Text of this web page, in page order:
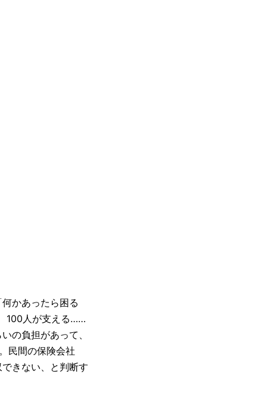
かあったら困る
100人が支える……
の負担があって、
民間の保険会社
きない、と判断す